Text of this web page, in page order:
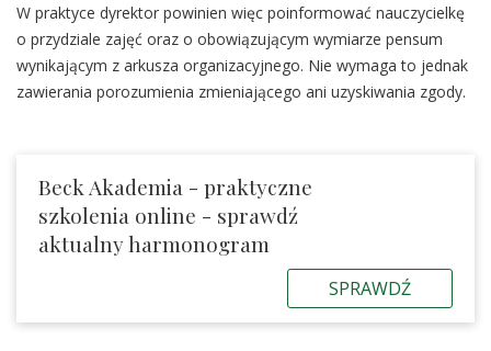
W praktyce dyrektor powinien więc poinformować nauczycielkę
o przydziale zajęć oraz o obowiązującym wymiarze pensum
wynikającym z arkusza organizacyjnego. Nie wymaga to jednak
zawierania porozumienia zmieniającego ani uzyskiwania zgody.
Beck Akademia - praktyczne
szkolenia online - sprawdź
aktualny harmonogram
SPRAWDŹ